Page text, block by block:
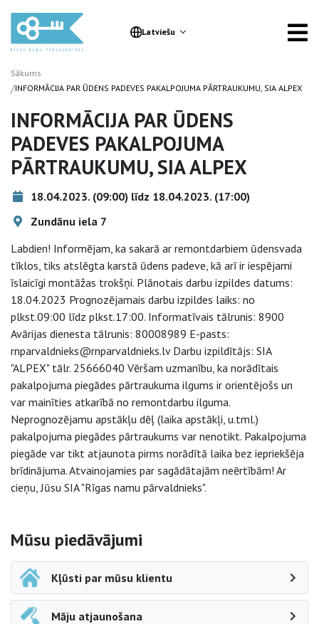
Latviešu
Sākums
/INFORMĀCIJA PAR ŪDENS PADEVES PAKALPOJUMA PĀRTRAUKUMU, SIA ALPEX
INFORMĀCIJA PAR ŪDENS
PADEVES PAKALPOJUMA
PĀRTRAUKUMU, SIA ALPEX
18.04.2023. (09:00) līdz 18.04.2023. (17:00)
Zundānu iela 7
Labdien! Informējam, ka sakarā ar remontdarbiem ūdensvada
tīklos, tiks atslēgta karstā ūdens padeve, kā arī ir iespējami
īslaicīgi montāžas trokšņi. Plānotais darbu izpildes datums:
18.04.2023 Prognozējamais darbu izpildes laiks: no
plkst.09:00 līdz plkst.17:00. Informatīvais tālrunis: 8900
Avārijas dienesta tālrunis: 80008989 E-pasts:
rnparvaldnieks@rnparvaldnieks.lv Darbu izpildītājs: SIA
"ALPEX" tālr. 25666040 Vēršam uzmanību, ka norādītais
pakalpojuma piegādes pārtraukuma ilgums ir orientējošs un
var mainīties atkarībā no remontdarbu ilguma.
Neprognozējamu apstākļu dēļ (laika apstākļi, u.tml.)
pakalpojuma piegādes pārtraukums var nenotikt. Pakalpojuma
piegāde var tikt atjaunota pirms norādītā laika bez iepriekšēja
brīdinājuma. Atvainojamies par sagādātajām neērtībām! Ar
cieņu, Jūsu SIA "Rīgas namu pārvaldnieks".
Sāna navigācija
Mūsu piedāvājumi
Kļūsti par mūsu klientu
Māju atjaunošana